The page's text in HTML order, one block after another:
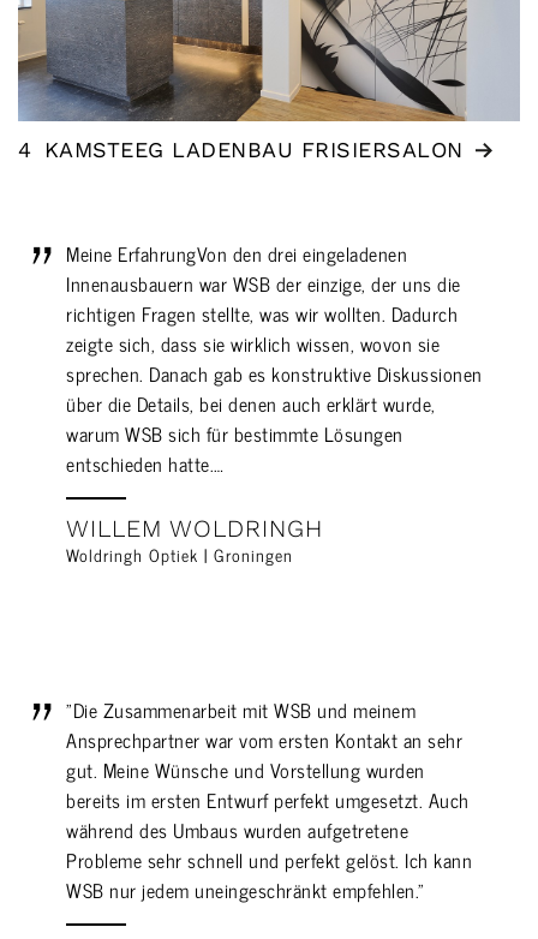
4 KAMSTEEG LADENBAU FRISIERSALON
Meine ErfahrungVon den drei eingeladenen
Innenausbauern war WSB der einzige, der uns die
richtigen Fragen stellte, was wir wollten. Dadurch
zeigte sich, dass sie wirklich wissen, wovon sie
sprechen. Danach gab es konstruktive Diskussionen
über die Details, bei denen auch erklärt wurde,
warum WSB sich für bestimmte Lösungen
entschieden hatte.…
WILLEM WOLDRINGH
Woldringh Optiek | Groningen
"Die Zusammenarbeit mit WSB und meinem
Ansprechpartner war vom ersten Kontakt an sehr
gut. Meine Wünsche und Vorstellung wurden
bereits im ersten Entwurf perfekt umgesetzt. Auch
während des Umbaus wurden aufgetretene
Probleme sehr schnell und perfekt gelöst. Ich kann
WSB nur jedem uneingeschränkt empfehlen."